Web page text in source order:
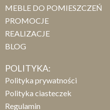
MEBLE DO POMIESZCZEŃ
PROMOCJE
REALIZACJE
BLOG
POLITYKA:
Polityka prywatności
Polityka ciasteczek
Regulamin